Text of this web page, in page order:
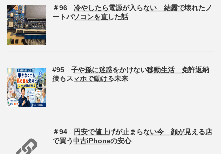
＃96 冷やしたら電源が入らない 結露で壊れたノ
ートパソコンを直した話
#95 子や孫に迷惑をかけない移動生活 免許返納
後もスマホで動ける未来
＃94 円安で値上げが止まらない今 顔が見える店
で買う中古iPhoneの安心